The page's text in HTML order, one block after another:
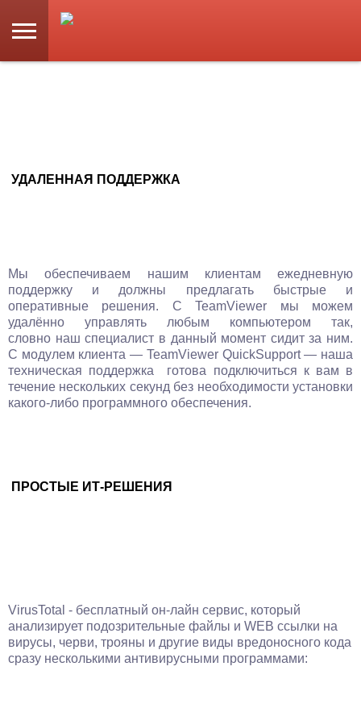
УДАЛЕННАЯ ПОДДЕРЖКА
Мы обеспечиваем нашим клиентам ежедневную
поддержку и должны предлагать быстрые и
оперативные решения. С TeamViewer мы можем
удалённо управлять любым компьютером так,
словно наш специалист в данный момент сидит за ним.
С модулем клиента — TeamViewer QuickSupport — наша
техническая поддержка готова подключиться к вам в
течение нескольких секунд без необходимости установки
какого-либо программного обеспечения.
ПРОСТЫЕ ИТ-РЕШЕНИЯ
VirusTotal - бесплатный он-лайн сервис, который
анализирует подозрительные файлы и WEB ссылки на
вирусы, черви, трояны и другие виды вредоносного кода
сразу несколькими антивирусными программами: